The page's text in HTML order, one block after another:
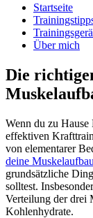
Startseite
Über mich
Die
Wenn du zu Hause
effektiven
von elementarer
deine
grundsätzliche
solltest.
Verteilung der drei
Kohlenhydrate.